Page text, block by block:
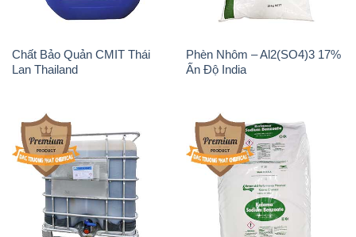
Chất Bảo Quản CMIT Thái
Lan Thailand
Phèn Nhôm – Al2(SO4)3 17%
Ấn Độ India